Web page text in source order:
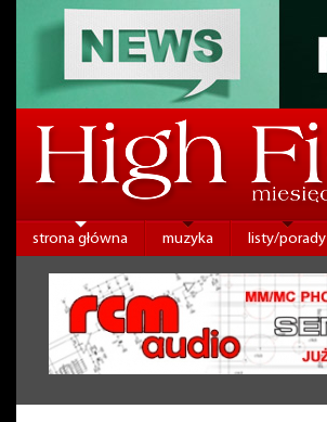
strona główna muzyka listy/porady